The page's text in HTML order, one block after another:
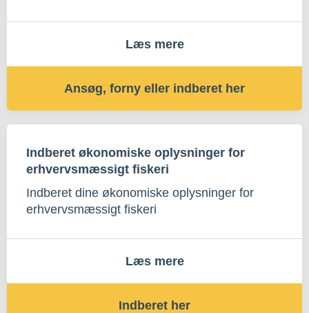
Læs mere
Ansøg, forny eller indberet her
Indberet økonomiske oplysninger for
erhvervsmæssigt fiskeri
Indberet dine økonomiske oplysninger for
erhvervsmæssigt fiskeri
Læs mere
Indberet her